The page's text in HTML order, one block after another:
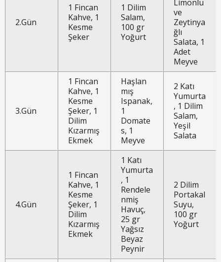
2.Gün
1 Fincan
Kahve, 1
Kesme
Şeker
1 Dilim
Salam,
100 gr
Yoğurt
Limonlu
ve
Zeytinya
ğlı
Salata, 1
Adet
Meyve
3.Gün
1 Fincan
Kahve, 1
Kesme
Şeker, 1
Dilim
Kızarmış
Ekmek
Haşlan
mış
Ispanak,
1
Domate
s, 1
Meyve
2 Katı
Yumurta
, 1 Dilim
Salam,
Yeşil
Salata
4.Gün
1 Fincan
Kahve, 1
Kesme
Şeker, 1
Dilim
Kızarmış
Ekmek
1 Katı
Yumurta
, 1
Rendele
nmiş
Havuç,
25 gr
Yağsız
Beyaz
Peynir
2 Dilim
Portakal
Suyu,
100 gr
Yoğurt